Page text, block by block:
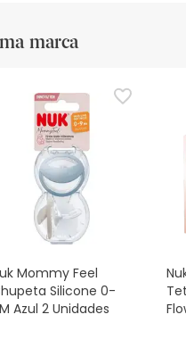
marca
Mommy Feel
Silicone 0-
Azul 2 Unidades